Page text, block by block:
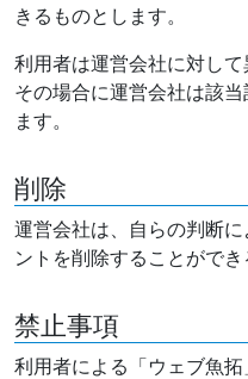
きるものとします。
利用者は運営会社に対して
その場合に運営会社は該
ます。
削除
運営会社は、自らの判断
ントを削除することができ
禁止事項
利用者による「ウェブ魚